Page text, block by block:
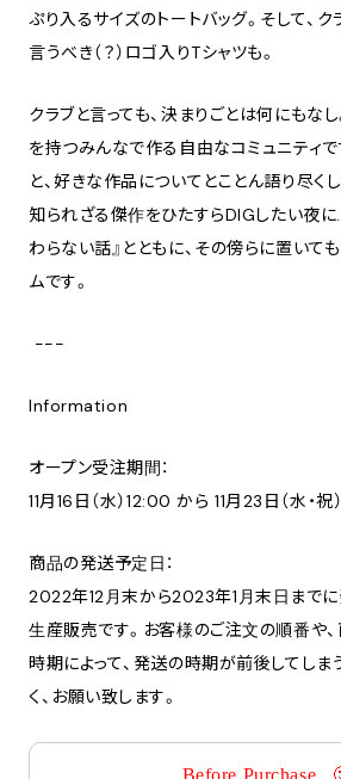
ぷり入るサイズのトートバッグ。そして、ク
言うべき（？）ロゴ入りTシャツも。
クラブと言っても、決まりごとは何にもな
を持つみんなで作る自由なコミュニティ
と、好きな作品についてとことん語り尽く
知られざる傑作をひたすらDIGしたい夜
わらない話』とともに、その傍らに置いて
ムです。
---
Information
オープン受注期間：
11月16日（水）12:00 から 11月23日（水・
商品の発送予定日：
2022年12月末から2023年1月末日まで
生産販売です。お客様のご注文の順番や
時期によって、発送の時期が前後してしま
く、お願い致します。
Before